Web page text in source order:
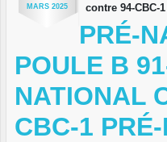
MARS 2025
contre 94-CBC-
PRÉ-
POULE B
NATIONAL
CBC-1